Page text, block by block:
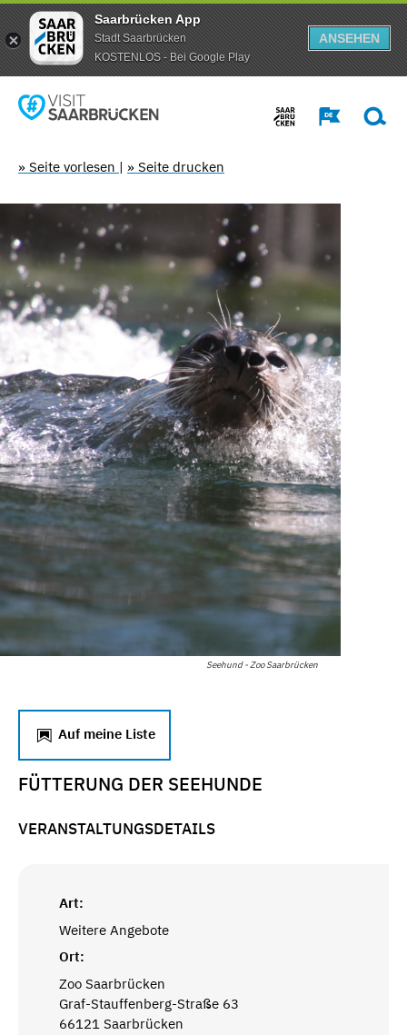
Saarbrücken App
Stadt Saarbrücken
KOSTENLOS - Bei Google Play
ANSEHEN
» Seite vorlesen | » Seite drucken
Seehund - Zoo Saarbrücken
Auf meine Liste
FÜTTERUNG DER SEEHUNDE
VERANSTALTUNGSDETAILS
Art:
Weitere Angebote
Ort:
Zoo Saarbrücken
Graf-Stauffenberg-Straße 63
66121 Saarbrücken